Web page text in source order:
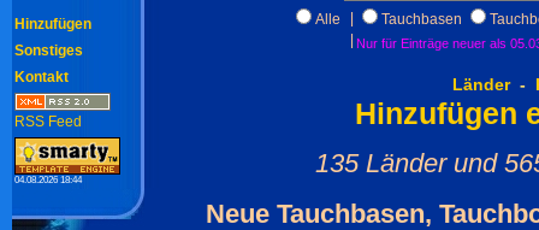
Alle Tauchbasen
Nur für Einträge neuer als
Länder-
Hinzufügen
135 Länder und
Neue Tauchbasen,
Hinzufügen
Sonstiges
Kontakt
RSS Feed
04.08.2026 18:44